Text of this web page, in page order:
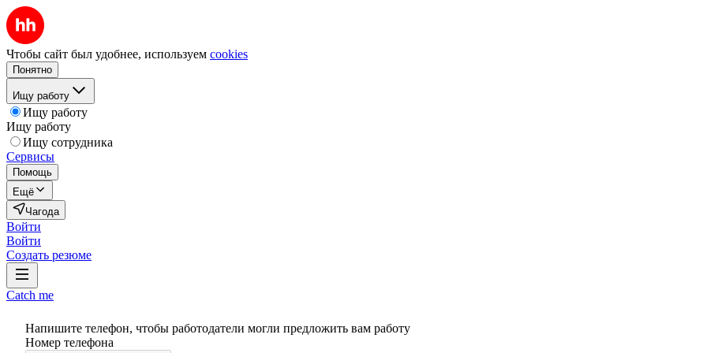
Чтобы сайт был удобнее, используем cookies
Понятно
Ищу работу
Ищу работу
Ищу работу
Ищу сотрудника
Сервисы
Помощь
Ещё
Чагода
Войти
Войти
Создать резюме
Catch me
Напишите телефон, чтобы работодатели могли предложить вам работу
Номер телефона